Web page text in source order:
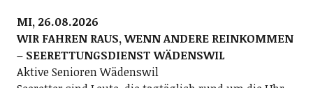
MI, 26.08.2026
WIR FAHREN RAUS, WENN ANDERE REINKOMMEN
– SEERETTUNGSDIENST WÄDENSWIL
Aktive Senioren Wädenswil